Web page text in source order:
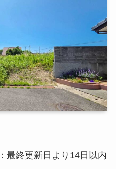
最終更新日より14日以内